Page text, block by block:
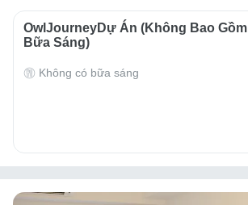
OwlJourneyDự Án (Không Bao Gồm
Bữa Sáng)
Không có bữa sáng